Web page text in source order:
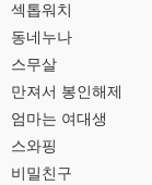
섹톱워치
동네누나
스무살
만져서 봉인해제
엄마는 여대생
스와핑
비밀친구